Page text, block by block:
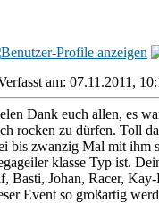
am: 07.11.2011,
Dank euch allen, es
rocken zu dürfen. Toll
bis zwanzig Mal mit ihm
klasse Typ ist.
Basti, Johan, Racer,
Event so großartig